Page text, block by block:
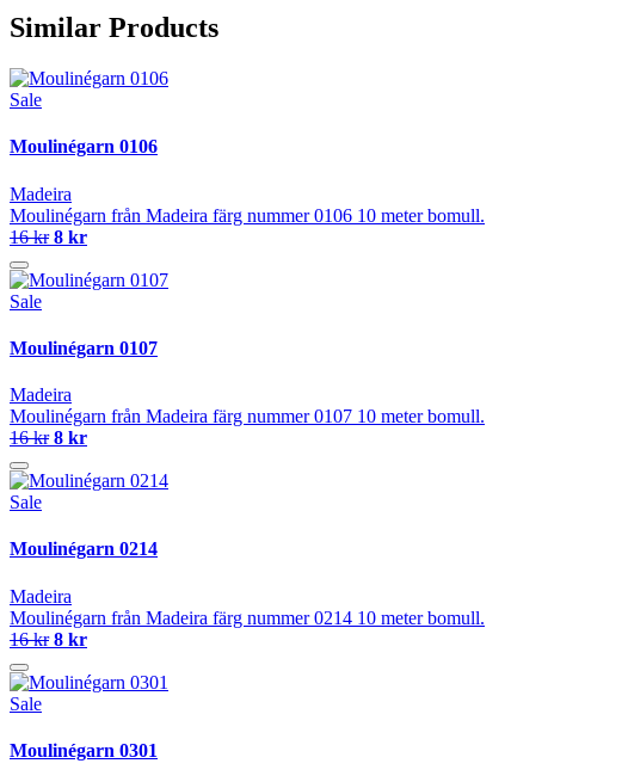
Similar Products
Sale
Moulinégarn 0106
Madeira
Moulinégarn från Madeira färg nummer 0106 10 meter bomull.
16 kr 8 kr
Sale
Moulinégarn 0107
Madeira
Moulinégarn från Madeira färg nummer 0107 10 meter bomull.
16 kr 8 kr
Sale
Moulinégarn 0214
Madeira
Moulinégarn från Madeira färg nummer 0214 10 meter bomull.
16 kr 8 kr
Sale
Moulinégarn 0301